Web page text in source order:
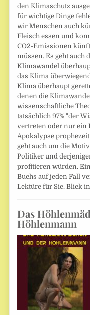
den Klimaschutz
für wichtige Dinge
wir Menschen auch
Fleisch essen und
CO2-Emissionen
müssen. Es geht auch
Klimawandel
das Klima
Klima überhaupt
denen die
wissenschaftliche
tatsächlich 97% "der
vertreten oder nur ein
Apokalypse
geht auch um die
Politiker und
profitieren würden.
Buchs auf jeden Fall
Lektüre für Sie. Blick
Das
Höhlenmann